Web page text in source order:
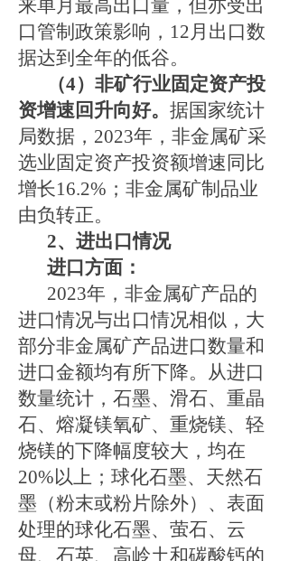
来单月最高出口量，但亦受出
口管制政策影响， 12月出口数
据达到全年的低谷。
（4）非矿行业固定资产投
资增速回升向好。 据国家统计
局数据， 2023年，非金属矿采
选业固定资产投资额增速同比
增长16.2% ；非金属矿制品业
由负转正。
2、进出口情况
进口方面：
2023年，非金属矿产品的
进口情况与出口情况相似，大
部分非金属矿产品进口数量和
进口金额均有所下降。从进口
数量统计，石墨、滑石、重晶
石、熔凝镁氧矿、重烧镁、轻
烧镁的下降幅度较大，均在
20%以上；球化石墨、天然石
墨（粉末或粉片除外）、表面
处理的球化石墨、萤石、云
母、石英、高岭土和碳酸钙的